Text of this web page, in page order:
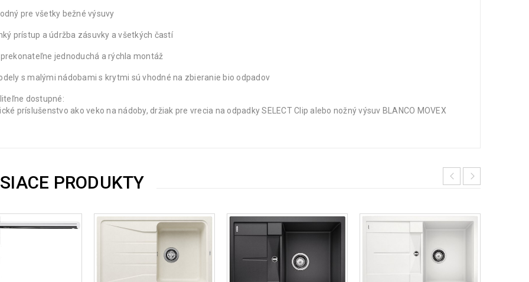
pre všetky bežné výsuvy
prístup a údržba zásuvky a všetkých častí
jednoduchá a rýchla montáž
s malými nádobami s krytmi sú vhodné na zbieranie bio odpadov
dostupné:
príslušenstvo ako veko na nádoby, držiak pre vrecia na odpadky SELECT Clip alebo nožný výsuv BLANCO MOVEX
PRODUKTY